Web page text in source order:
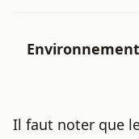
Environnement
Il faut noter que